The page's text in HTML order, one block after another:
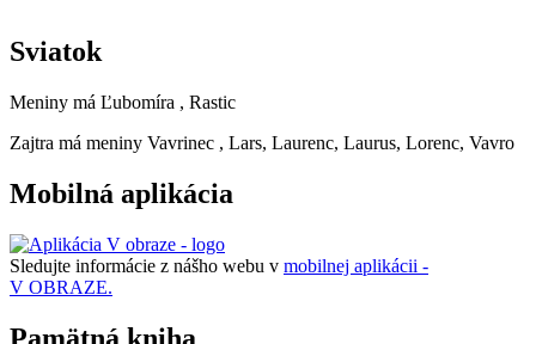
Sviatok
Meniny má Ľubomíra , Rastic
Zajtra má meniny Vavrinec , Lars, Laurenc, Laurus, Lorenc, Vavro
Mobilná aplikácia
Sledujte informácie z nášho webu v mobilnej aplikácii -
V OBRAZE.